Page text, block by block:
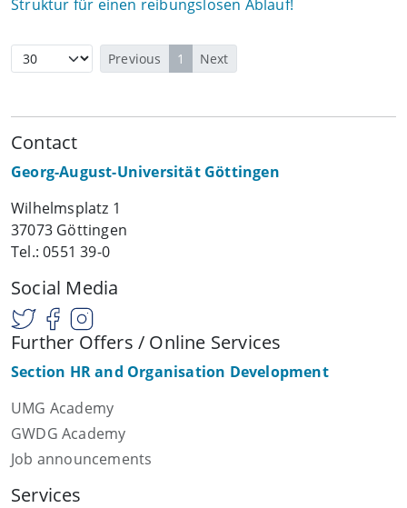
Struktur für einen reibungslosen Ablauf!
Previous 1 Next
Contact
Georg-August-Universität Göttingen
Wilhelmsplatz 1
37073 Göttingen
Tel.: 0551 39-0
Social Media
Further Offers / Online Services
Section HR and Organisation Development
UMG Academy
GWDG Academy
Job announcements
Services